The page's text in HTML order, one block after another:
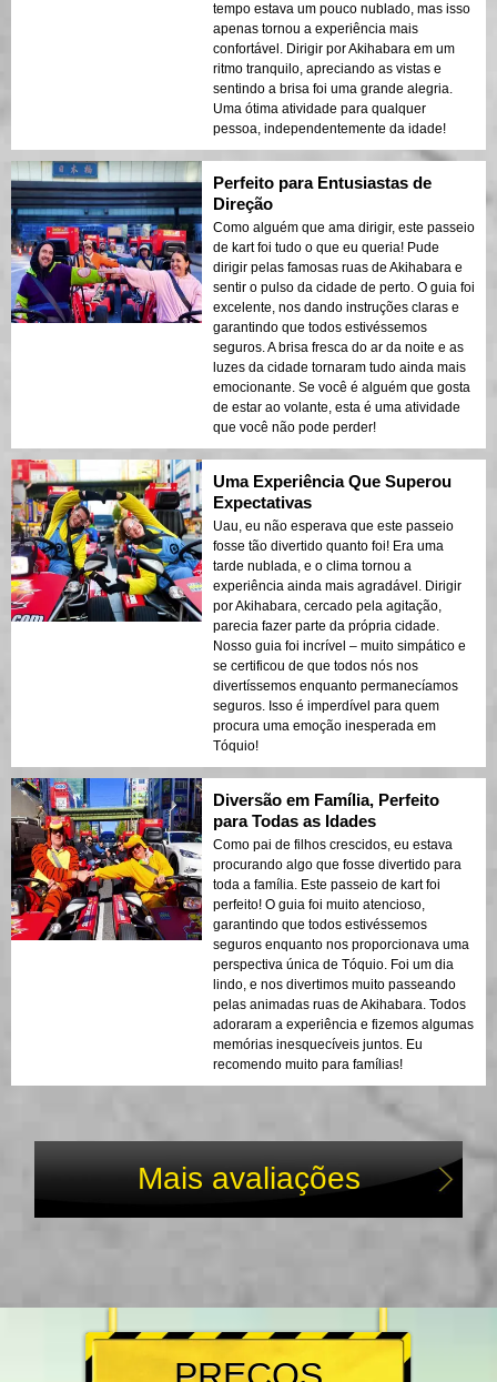
tempo estava um pouco nublado, mas isso
apenas tornou a experiência mais
confortável. Dirigir por Akihabara em um
ritmo tranquilo, apreciando as vistas e
sentindo a brisa foi uma grande alegria.
Uma ótima atividade para qualquer
pessoa, independentemente da idade!
Perfeito para Entusiastas de
Direção
Como alguém que ama dirigir, este passeio
de kart foi tudo o que eu queria! Pude
dirigir pelas famosas ruas de Akihabara e
sentir o pulso da cidade de perto. O guia foi
excelente, nos dando instruções claras e
garantindo que todos estivéssemos
seguros. A brisa fresca do ar da noite e as
luzes da cidade tornaram tudo ainda mais
emocionante. Se você é alguém que gosta
de estar ao volante, esta é uma atividade
que você não pode perder!
Uma Experiência Que Superou
Expectativas
Uau, eu não esperava que este passeio
fosse tão divertido quanto foi! Era uma
tarde nublada, e o clima tornou a
experiência ainda mais agradável. Dirigir
por Akihabara, cercado pela agitação,
parecia fazer parte da própria cidade.
Nosso guia foi incrível – muito simpático e
se certificou de que todos nós nos
divertíssemos enquanto permanecíamos
seguros. Isso é imperdível para quem
procura uma emoção inesperada em
Tóquio!
Diversão em Família, Perfeito
para Todas as Idades
Como pai de filhos crescidos, eu estava
procurando algo que fosse divertido para
toda a família. Este passeio de kart foi
perfeito! O guia foi muito atencioso,
garantindo que todos estivéssemos
seguros enquanto nos proporcionava uma
perspectiva única de Tóquio. Foi um dia
lindo, e nos divertimos muito passeando
pelas animadas ruas de Akihabara. Todos
adoraram a experiência e fizemos algumas
memórias inesquecíveis juntos. Eu
recomendo muito para famílias!
Mais avaliações